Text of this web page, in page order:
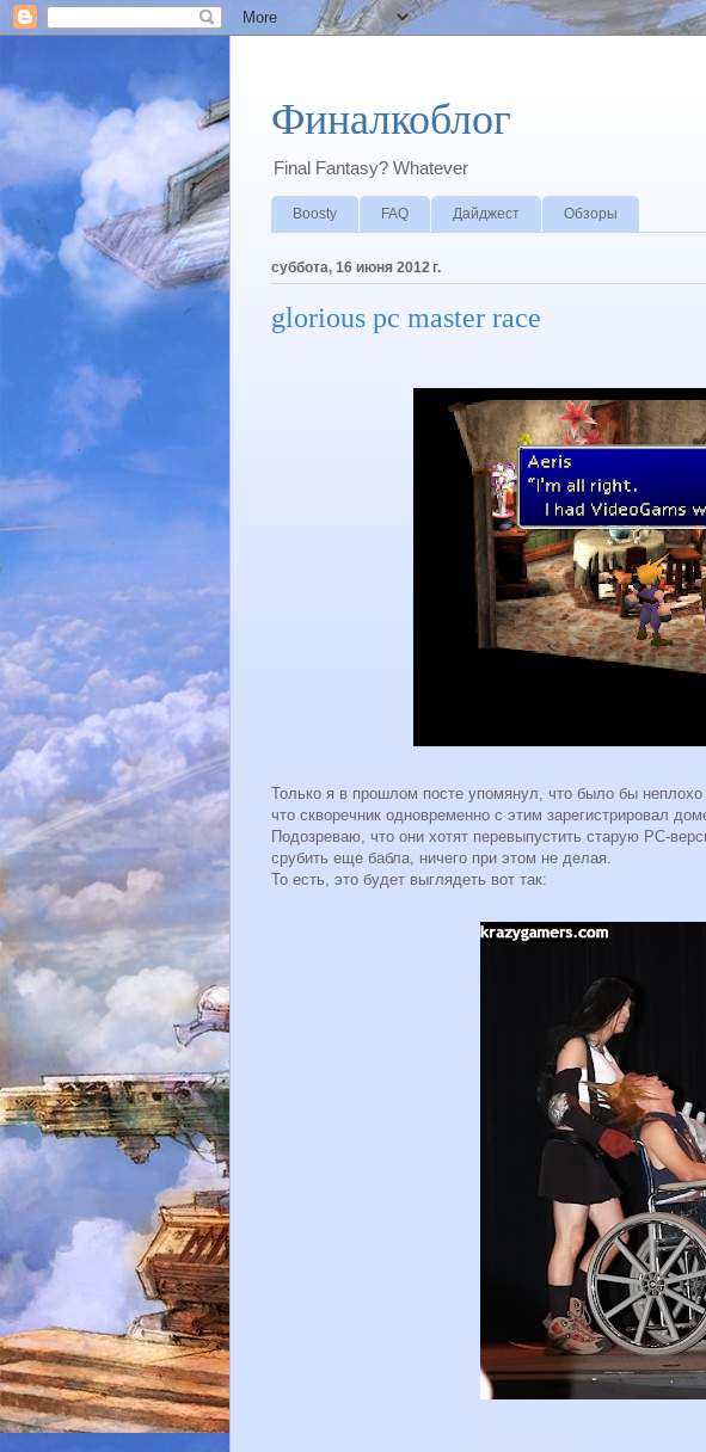
Финалкоблог
Final Fantasy? Whatever
Boosty FAQ Дайджест Обзоры
суббота, 16 июня 2012 г.
glorious pc master race
Только я в прошлом посте упомянул, что было бы
что скворечник одновременно с этим зарегистрировал
Подозреваю, что они хотят перевыпустить старую РС-
срубить еще бабла, ничего при этом не делая.
То есть, это будет выглядеть вот так: